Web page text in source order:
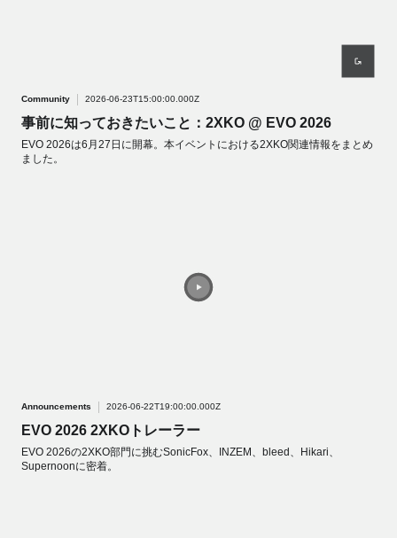
Community 2026-06-23T15:00:00.000Z
事前に知っておきたいこと：2XKO @ EVO 2026
EVO 2026は6月27日に開幕。本イベントにおける2XKO関連情報をまとめ
ました。
Announcements 2026-06-22T19:00:00.000Z
EVO 2026 2XKOトレーラー
EVO 2026の2XKO部門に挑むSonicFox、INZEM、bleed、Hikari、
Supernoonに密着。